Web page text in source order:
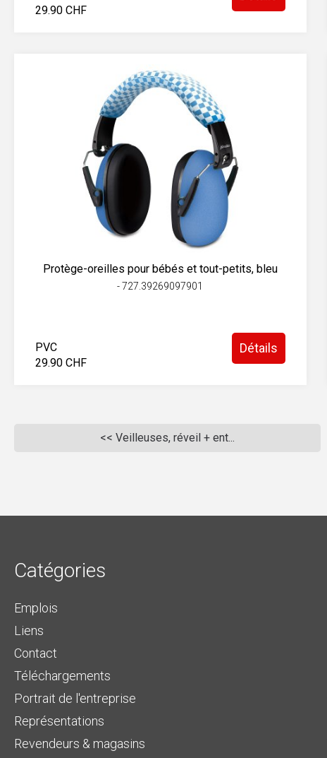
29.90 CHF
Protège-oreilles pour bébés et tout-petits, bleu
- 727.39269097901
PVC
29.90 CHF
Détails
<< Veilleuses, réveil + ent...
Catégories
Emplois
Liens
Contact
Téléchargements
Portrait de l'entreprise
Représentations
Revendeurs & magasins